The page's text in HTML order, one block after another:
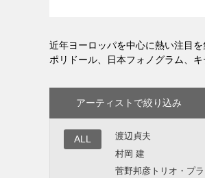
近年ヨーロッパを中心に熱い注目を
ポリドール、日本フォノグラム、
アーティストで絞り込み
ALL 渡辺貞夫
村岡 建
菅野邦彦トリオ・プ